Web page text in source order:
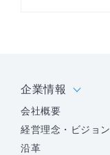
企業情報
会社概要
経営理念・ビジョン
沿革